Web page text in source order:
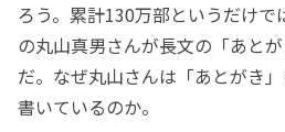
ろう。累計130万部というだけ
の丸山真男さんが長文の「あと
だ。なぜ丸山さんは「あとがき
書いているのか。